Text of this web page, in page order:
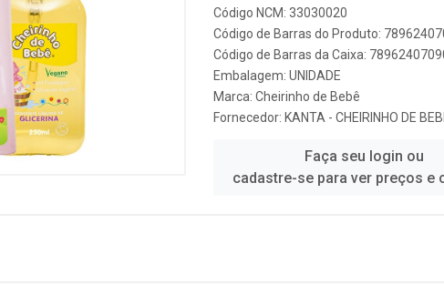
Código NCM: 33030020
Código de Barras do Produto:
Código de Barras da Caixa:
Embalagem: UNIDADE
Marca: Cheirinho de Bebê
Fornecedor: KANTA - CHEIRINHO DE
Faça seu login ou
cadastre-se para ver preços e